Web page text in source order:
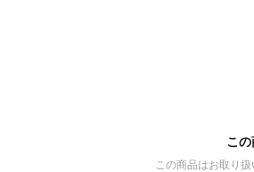
こ
この商品はお取り